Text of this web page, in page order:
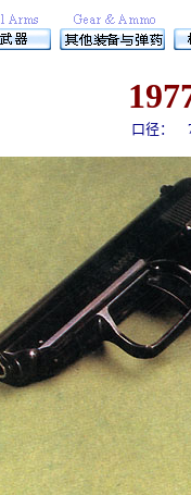
口径：